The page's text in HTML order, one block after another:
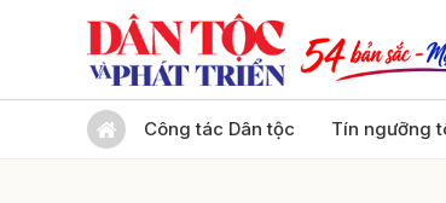
Công tác Dân tộc Tín ngưỡng